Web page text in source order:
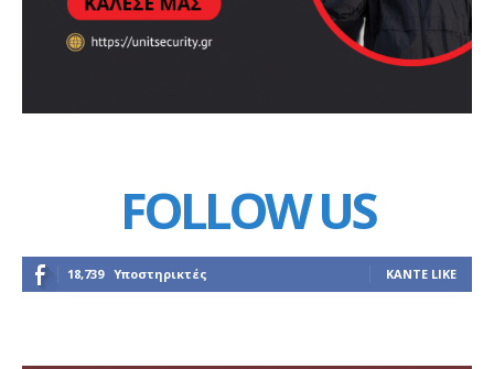
FOLLOW US
18,739 Υποστηρικτές ΚΆΝΤΕ LIKE